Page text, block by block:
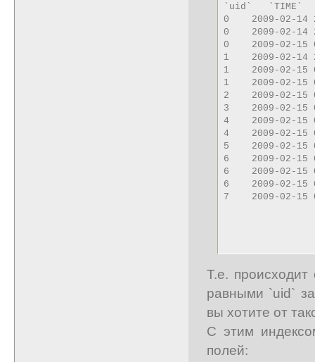
`uid`   `TIME`
0    2009-02-14
0    2009-02-14
0    2009-02-15
1    2009-02-14
1    2009-02-15
1    2009-02-15
2    2009-02-15
3    2009-02-15
4    2009-02-15
4    2009-02-15
5    2009-02-15
6    2009-02-15
6    2009-02-15
6    2009-02-15
7    2009-02-15
Т.е.
равными `uid`
вы хотите от
С этим
полей: